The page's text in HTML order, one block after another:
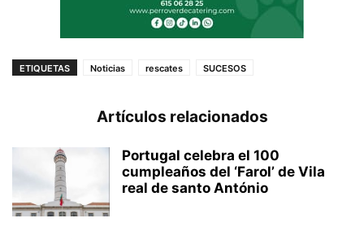
ETIQUETAS Noticias rescates SUCESOS
Artículos relacionados
Portugal celebra el 100
cumpleaños del ‘Farol’ de Vila
real de santo António